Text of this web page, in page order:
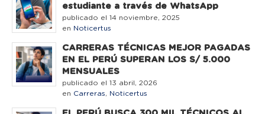
estudiante a través de WhatsApp
publicado el 14 noviembre, 2025
en Noticertus
CARRERAS TÉCNICAS MEJOR PAGADAS
EN EL PERÚ SUPERAN LOS S/ 5.000
MENSUALES
publicado el 13 abril, 2026
en Carreras, Noticertus